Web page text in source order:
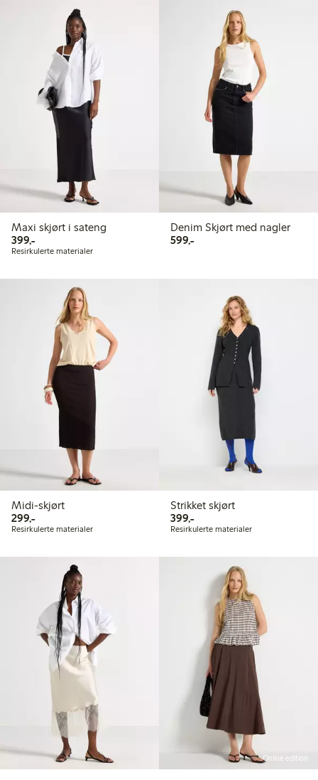
Maxi skjørt i sateng
399,-399,00 kr
Resirkulerte materialer
Denim Skjørt med nagler
599,-599,00 kr
Midi-skjørt
299,-299,00 kr
Resirkulerte materialer
Strikket skjørt
399,-399,00 kr
Resirkulerte materialer
Online edition